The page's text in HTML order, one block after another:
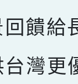
饋給
灣更